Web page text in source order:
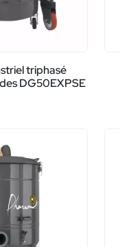
triphasé
DG50EXPSE